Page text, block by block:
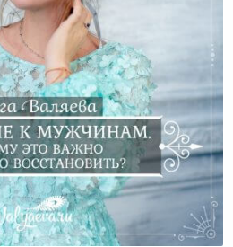
Почему Это Важно И Как Его